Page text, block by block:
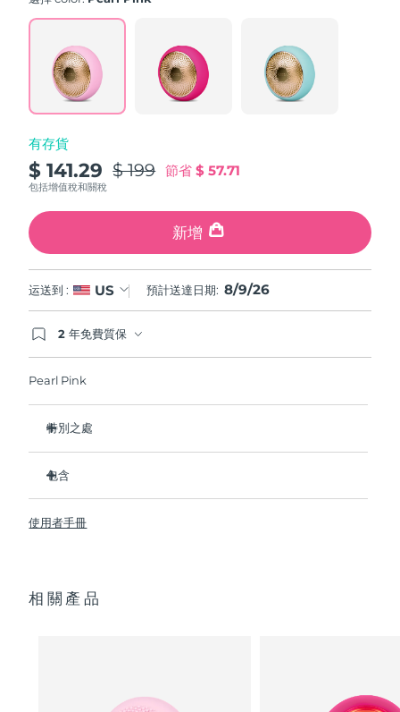
Read
Reviews.
Same
page
有存貨
$ 141.29 $ 199 節省$ 57.71
包括增值稅和關稅
新增
运送到 : US 預計送達日期: 8/9/26
2 年免費質保
Pearl Pink
特別之處
熱能科技幫助面膜中的成分深入肌膚。
T-Sonic
包含
USB 充電線
2年質保 (西班牙：3年質保)
使用者手冊
相關產品
斯洛伐克
斯洛維尼亞 預計送達日期
預計送達日期
南韓
西班牙
瑞典 8/8/26
瑞士 預計送達日期8/8/26
台灣 預計送達日期13/8/26
泰國 預計送達日期12/8/26
阿拉伯聯合大公國
英國
美國
越南